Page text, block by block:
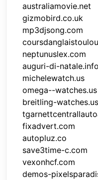
australiamovie.net
gizmobird.co.uk
mp3djsong.com
neptunuslex.com
auguri-di-natale.info
michelewatch.us
omega--watches.us
breitling-watches.us
fixadvert.com
autopluz.co
save3time-c.com
vexonhcf.com
demos-